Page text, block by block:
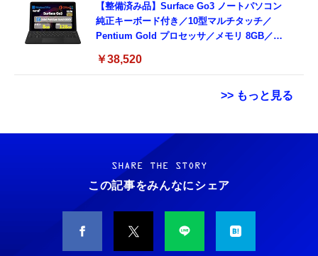
【整備済み品】Surface Go3 ノートパソコン
純正キーボード付き／10型マルチタッチ／
Pentium Gold プロセッサ／メモリ 8GB／
Bluetooth5.0／USB-C／1080p顔認証カメラ
￥38,520
>> もっと見る
Grithope イヤホン タイプC【2026新モデル
耐久性】 有線イヤホン マイク付き HiFi音質
ノイズ低減 重低音 遅延なし
￥949
タイプc 寝ホンイヤホン 寝ホン type-c 有線
睡眠用イヤホン 【音質強化バージョン
霊界コミュニケーションロボット BAKETAN
WARASHI ばけたん ワラシ 改 KAI
￥5,400
M10SR AIペット（コミュニケーションロボッ
ト）
SHARE THE STORY
この記事をみんなにシェア